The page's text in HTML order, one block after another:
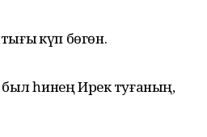
күп бөгөн.
һинең Ирек туғаның,